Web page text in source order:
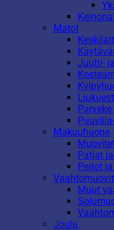
Matot
Juutti-
Makuuhuone
Patjat
Peitot
Vaahtomuovit
Muut
Joulu